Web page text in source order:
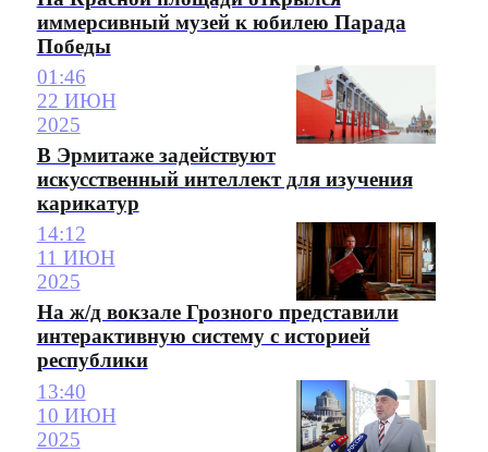
иммерсивный музей к юбилею Парада
Победы
01:46
22 ИЮН
2025
В Эрмитаже задействуют
искусственный интеллект для изучения
карикатур
14:12
11 ИЮН
2025
На ж/д вокзале Грозного представили
интерактивную систему с историей
республики
13:40
10 ИЮН
2025